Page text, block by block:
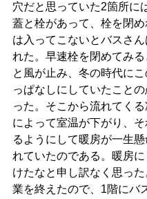
穴だと思っていた2箇所に
蓋と栓があって、栓を閉
は入ってこないとバスさん
れた。早速栓を閉めてみる
と風が止み、冬の時代に
っぱなしにしていたこと
った。そこから流れてく
によって室温が下がり、
るようにして暖房が一生懸
れていたのである。暖房
けたなと申し訳なく思っ
業を終えたので、1階にバ